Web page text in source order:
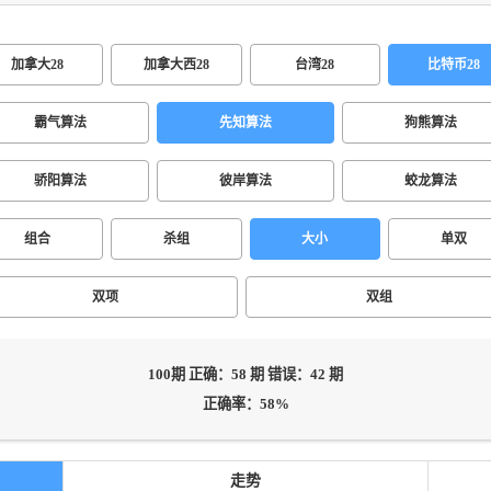
加拿大28 加拿大西28 台湾28 比特币28
霸气算法 先知算法 狗熊算法
骄阳算法 彼岸算法 蛟龙算法
组合 杀组 大小 单双
双项 双组
100期 正确：58 期 错误：42 期
正确率：58%
走势